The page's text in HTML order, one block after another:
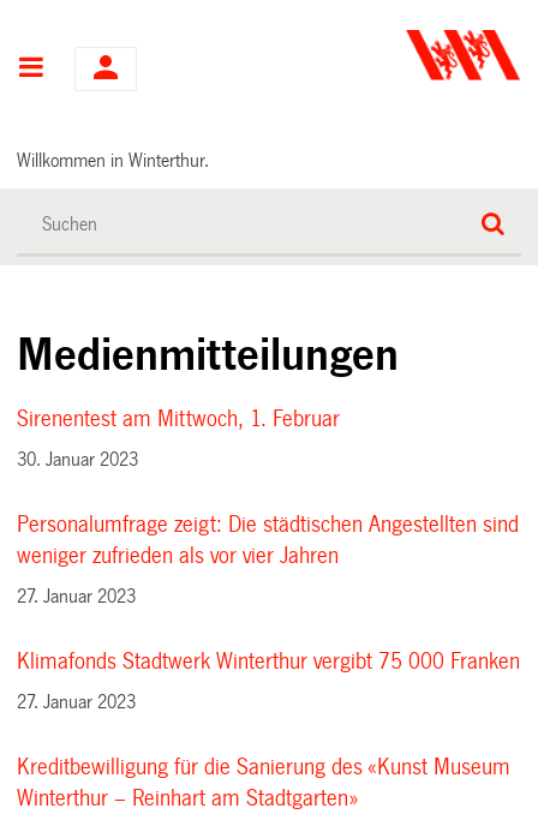
Hauptnavigation
Willkommen in Winterthur.
Medienmitteilungen
Sirenentest am Mittwoch, 1. Februar
30. Januar 2023
Personalumfrage zeigt: Die städtischen Angestellten sind
weniger zufrieden als vor vier Jahren
27. Januar 2023
Klimafonds Stadtwerk Winterthur vergibt 75 000 Franken
27. Januar 2023
Kreditbewilligung für die Sanierung des «Kunst Museum
Winterthur – Reinhart am Stadtgarten»